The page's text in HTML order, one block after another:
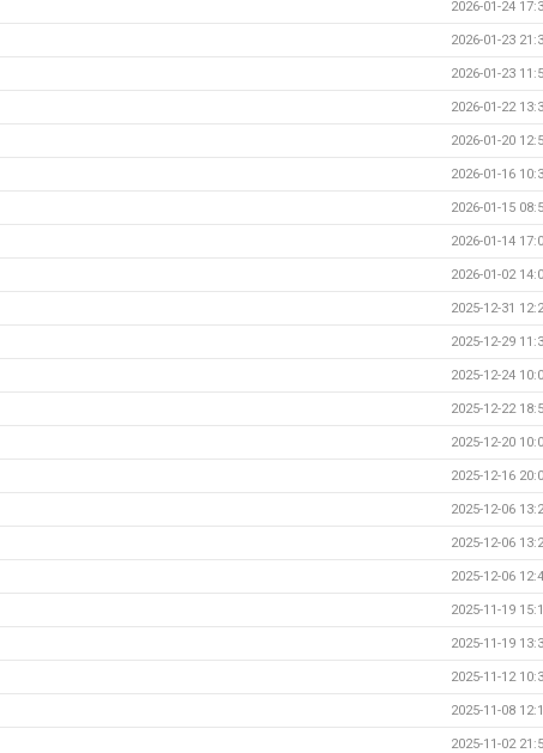
2026-01-24
2026-01-23
2026-01-23
2026-01-22
2026-01-20
2026-01-16
2026-01-15
2026-01-14
2026-01-02
2025-12-31
2025-12-29
2025-12-24
2025-12-22
2025-12-20
2025-12-16
2025-12-06
2025-12-06
2025-12-06
2025-11-19
2025-11-19
2025-11-12
2025-11-08
2025-11-02